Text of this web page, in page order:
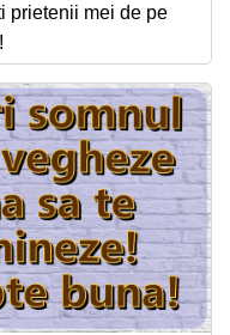
prietenii mei de pe